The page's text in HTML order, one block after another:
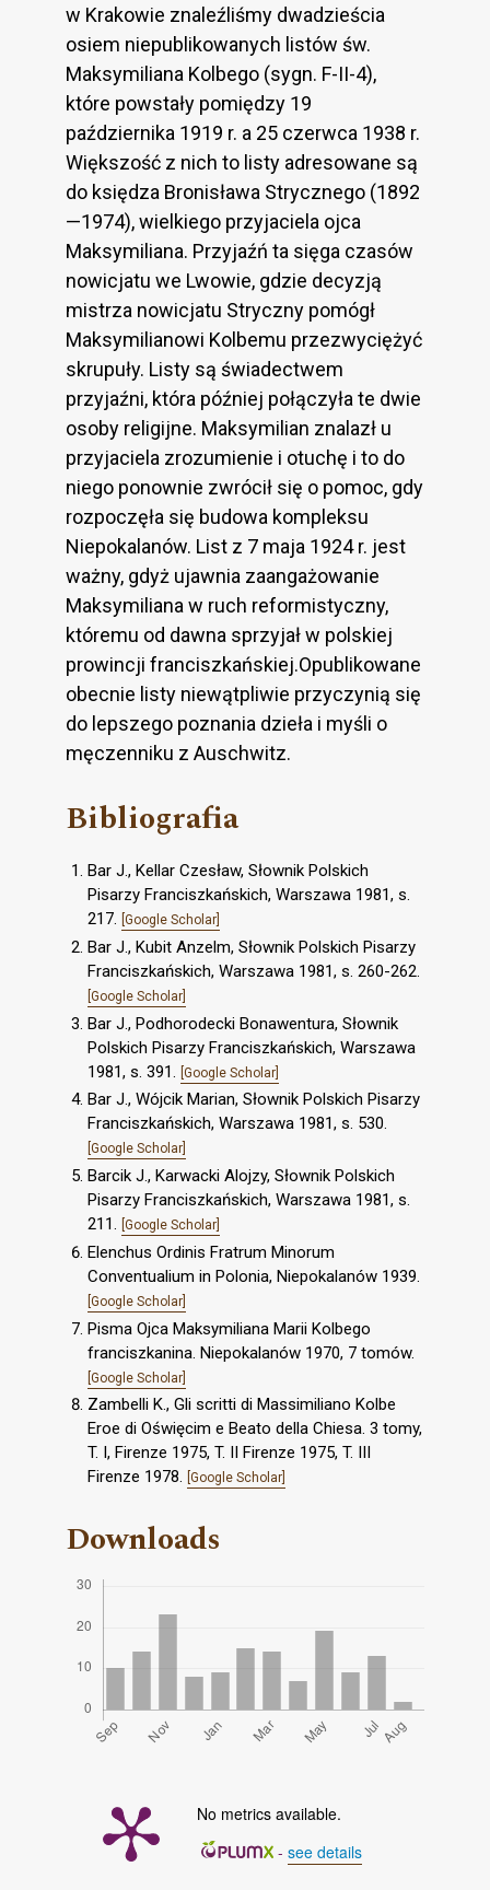
w Krakowie znaleźliśmy dwadzieścia
osiem niepublikowanych listów św.
Maksymiliana Kolbego (sygn. F-II-4),
które powstały pomiędzy 19
października 1919 r. a 25 czerwca 1938 r.
Większość z nich to listy adresowane są
do księdza Bronisława Strycznego (1892
—1974), wielkiego przyjaciela ojca
Maksymiliana. Przyjaźń ta sięga czasów
nowicjatu we Lwowie, gdzie decyzją
mistrza nowicjatu Stryczny pomógł
Maksymilianowi Kolbemu przezwyciężyć
skrupuły. Listy są świadectwem
przyjaźni, która później połączyła te dwie
osoby religijne. Maksymilian znalazł u
przyjaciela zrozumienie i otuchę i to do
niego ponownie zwrócił się o pomoc, gdy
rozpoczęła się budowa kompleksu
Niepokalanów. List z 7 maja 1924 r. jest
ważny, gdyż ujawnia zaangażowanie
Maksymiliana w ruch reformistyczny,
któremu od dawna sprzyjał w polskiej
prowincji franciszkańskiej.Opublikowane
obecnie listy niewątpliwie przyczynią się
do lepszego poznania dzieła i myśli o
męczenniku z Auschwitz.
Bibliografia
Bar J., Kellar Czesław, Słownik Polskich
Pisarzy Franciszkańskich, Warszawa 1981, s.
217. [Google Scholar]
Bar J., Kubit Anzelm, Słownik Polskich Pisarzy
Franciszkańskich, Warszawa 1981, s. 260-262.
[Google Scholar]
Bar J., Podhorodecki Bonawentura, Słownik
Polskich Pisarzy Franciszkańskich, Warszawa
1981, s. 391.
[Google Scholar]
Bar J., Wójcik Marian, Słownik Polskich Pisarzy
Franciszkańskich, Warszawa 1981, s. 530.
[Google Scholar]
Barcik J., Karwacki Alojzy, Słownik Polskich
Pisarzy Franciszkańskich, Warszawa 1981, s.
211. [Google Scholar]
Elenchus Ordinis Fratrum Minorum
Conventualium in Polonia, Niepokalanów 1939.
[Google Scholar]
Pisma Ojca Maksymiliana Marii Kolbego
franciszkanina. Niepokalanów 1970, 7 tomów.
[Google Scholar]
Zambelli K., Gli scritti di Massimiliano Kolbe
Eroe di Oświęcim e Beato della Chiesa. 3 tomy,
T. I, Firenze 1975, T. II Firenze 1975, T. III
Firenze 1978. [Google Scholar]
Downloads
No metrics available.
- see details